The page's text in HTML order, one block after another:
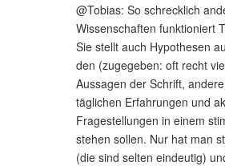
@Tobias: So schrecklich
Wissenschaften funktioniert
Sie stellt auch Hypothesen
den (zugegeben: oft recht
Aussagen der Schrift,
täglichen Erfahrungen und
Fragestellungen in einem
stehen sollen. Nur hat man
(die sind selten eindeutig)